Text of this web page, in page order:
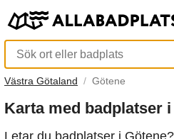
Västra Götaland Götene
Karta med badplatser